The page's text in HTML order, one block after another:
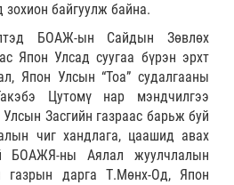
зохион байгуулж байна.
БОАЖ-ын Сайдын Зөвлөх
Япон Улсад суугаа бүрэн эрхт
Япон Улсын “Тоа” судалгааны
Цутомү нар мэндчилгээ
Засгийн газраас барьж буй
чиг хандлага, цаашид авах
БОАЖЯ-ны Аялал жуулчлалын
газрын дарга Т.Мөнх-Од, Япон